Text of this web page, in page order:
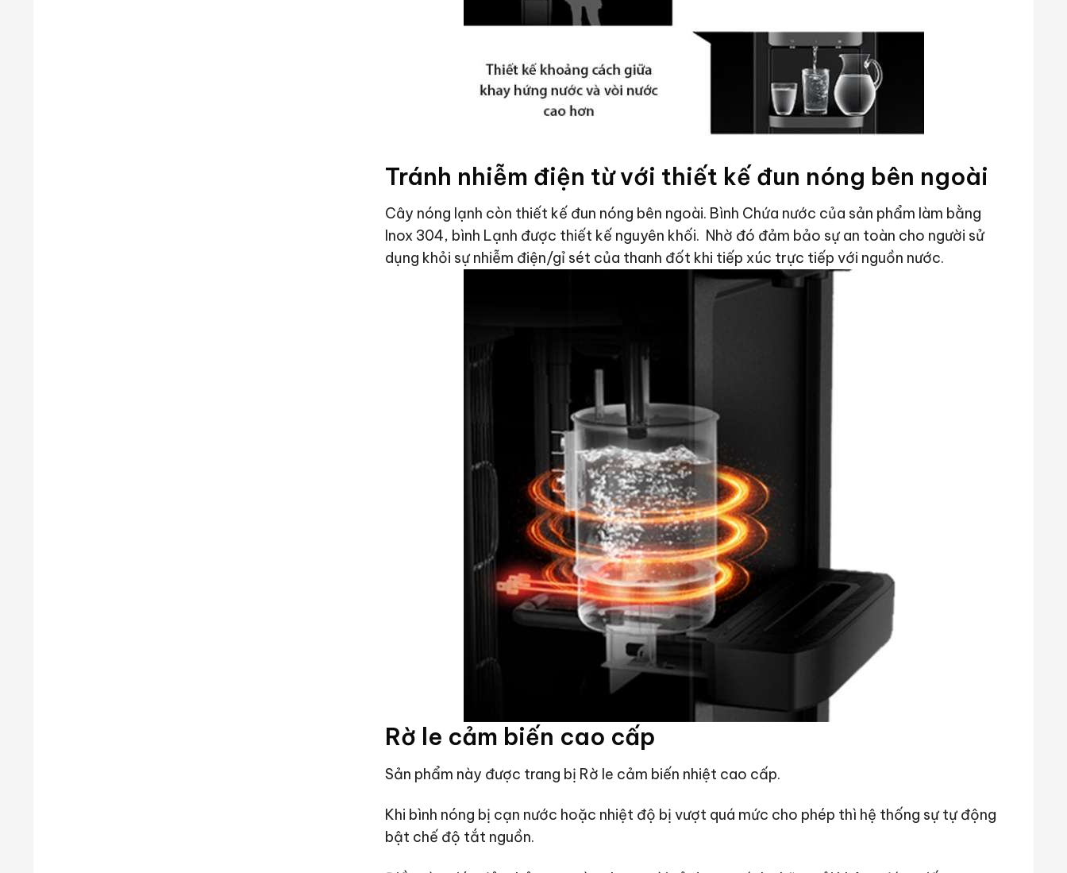
Tránh nhiễm điện từ với thiết kế đun nóng bên ngoài
Cây nóng lạnh còn thiết kế đun nóng bên ngoài. Bình Chứa nước của sản phẩm làm bằng
Inox 304, bình Lạnh được thiết kế nguyên khối. Nhờ đó đảm bảo sự an toàn cho người sử
dụng khỏi sự nhiễm điện/gỉ sét của thanh đốt khi tiếp xúc trực tiếp với nguồn nước.
Rờ le cảm biến cao cấp
Sản phẩm này được trang bị Rờ le cảm biến nhiệt cao cấp.
Khi bình nóng bị cạn nước hoặc nhiệt độ bị vượt quá mức cho phép thì hệ thống sự tự động
bật chế độ tắt nguồn.